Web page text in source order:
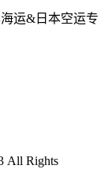
运&日本空运专
All Rights